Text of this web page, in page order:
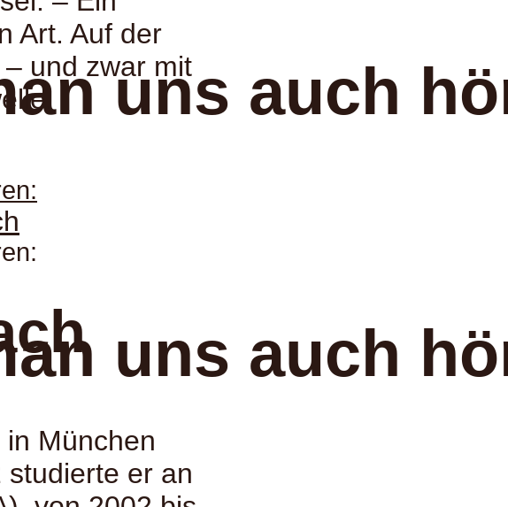
uns auch
uns auch
Art. Auf der
und zwar mit
München
er an